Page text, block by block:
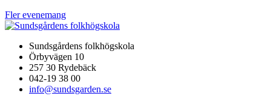
Fler evenemang
Sundsgårdens folkhögskola
Örbyvägen 10
257 30 Rydebäck
042-19 38 00
info@sundsgarden.se